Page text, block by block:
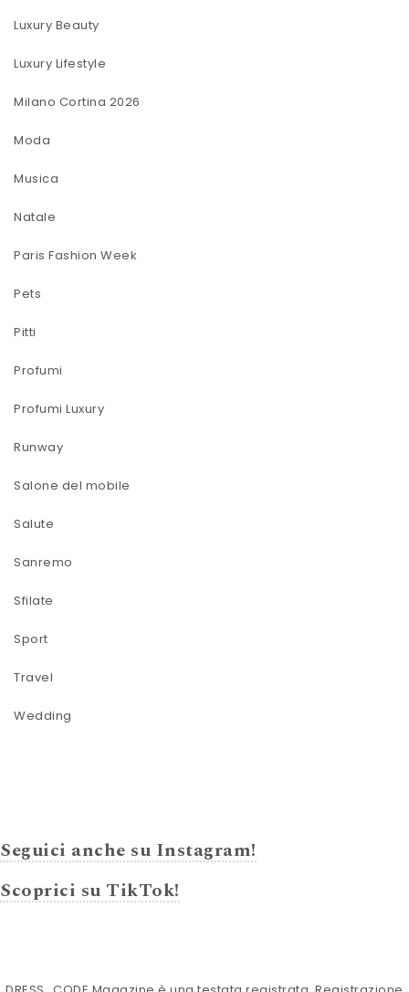
Luxury Beauty
Luxury Lifestyle
Milano Cortina 2026
Moda
Musica
Natale
Paris Fashion Week
Pets
Pitti
Profumi
Profumi Luxury
Runway
Salone del mobile
Salute
Sanremo
Sfilate
Sport
Travel
Wedding
Seguici anche su Instagram!
Scoprici su TikTok!